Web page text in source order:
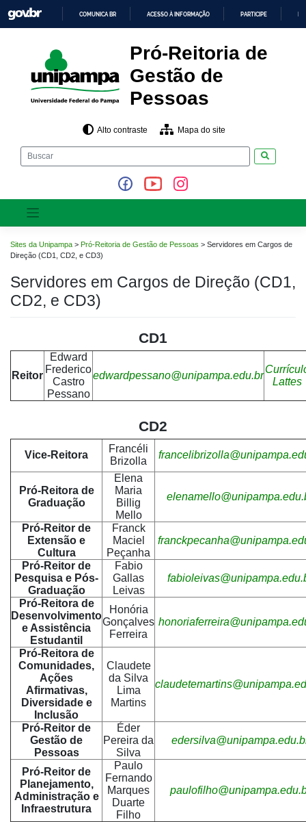
para
o
O
CONTEÚDO
COMUNICA BR ACESSO À INFORMAÇÃO PARTICIPE
Pró-Reitoria de
Gestão de
Pessoas
Alto contraste Mapa do site
Sites da Unipampa > Pró-Reitoria de Gestão de Pessoas > Servidores em Cargos de
Direção (CD1, CD2, e CD3)
Servidores em Cargos de Direção (CD1,
CD2, e CD3)
CD1
Reitor
Edward
Frederico
Castro
Pessano
edwardpessano@unipampa.edu.br
Lattes
CD2
Vice-Reitora
Francéli
Brizolla
Pró-Reitora de
Graduação
Elena
Maria
Billig
Mello
Pró-Reitor de
Extensão e
Cultura
Franck
Maciel
Peçanha
Pró-Reitor de
Pesquisa e Pós-
Graduação
Fabio
Gallas
Leivas
Pró-Reitora de
Desenvolvimento
e Assistência
Estudantil
Honória
Gonçalves
Ferreira
Pró-Reitora de
Comunidades,
Ações
Afirmativas,
Diversidade e
Inclusão
Claudete
da Silva
Lima
Martins
Pró-Reitor de
Gestão de
Pessoas
Éder
Pereira da
Silva
Pró-Reitor de
Planejamento,
Administração e
Infraestrutura
Paulo
Fernando
Marques
Duarte
Filho